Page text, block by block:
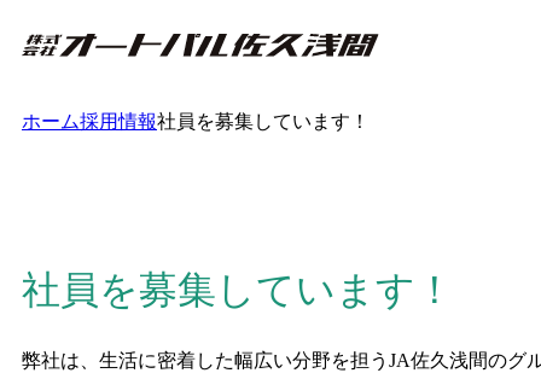
ホーム採用情報社員を募集しています！
社員を募集しています！
弊社は、生活に密着した幅広い分野を担うJA佐久浅間のグ